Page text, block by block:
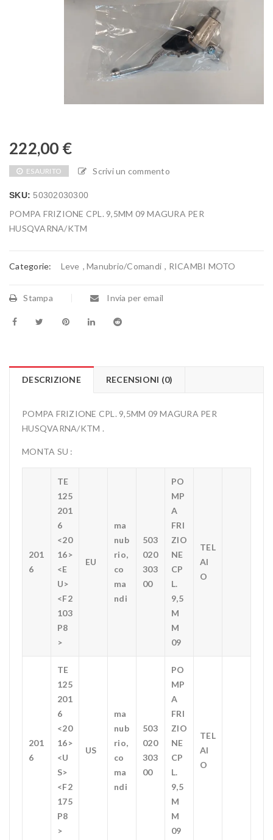
222,00 €
ESAURITO Scrivi un commento
SKU: 50302030300
POMPA FRIZIONE CPL. 9,5MM 09 MAGURA PER
HUSQVARNA/KTM
Categorie: Leve , Manubrio/Comandi , RICAMBI MOTO
Stampa Invia per email
DESCRIZIONE RECENSIONI (0)
POMPA FRIZIONE CPL. 9,5MM 09 MAGURA PER
HUSQVARNA/KTM .
MONTA SU :
201
6
TE
125
201
6
<20
16>
<E
U>
<F2
103
P8
>
EU
ma
nub
rio,
co
ma
ndi
503
020
303
00
PO
MP
A
FRI
ZIO
NE
CP
L.
9,5
M
M
09
TEL
AI
O
201
6
TE
125
201
6
<20
16>
<U
S>
<F2
175
P8
>
US
ma
nub
rio,
co
ma
ndi
503
020
303
00
PO
MP
A
FRI
ZIO
NE
CP
L.
9,5
M
M
09
TEL
AI
O